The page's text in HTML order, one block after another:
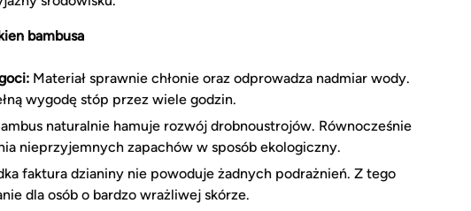
bambusa
Materiał sprawnie chłonie oraz odprowadza nadmiar wody.
wygodę stóp przez wiele godzin.
naturalnie hamuje rozwój drobnoustrojów. Równocześnie
nieprzyjemnych zapachów w sposób ekologiczny.
faktura dzianiny nie powoduje żadnych podrażnień. Z tego
dla osób o bardzo wrażliwej skórze.